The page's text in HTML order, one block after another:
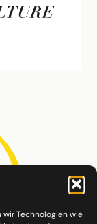
Technologien wie